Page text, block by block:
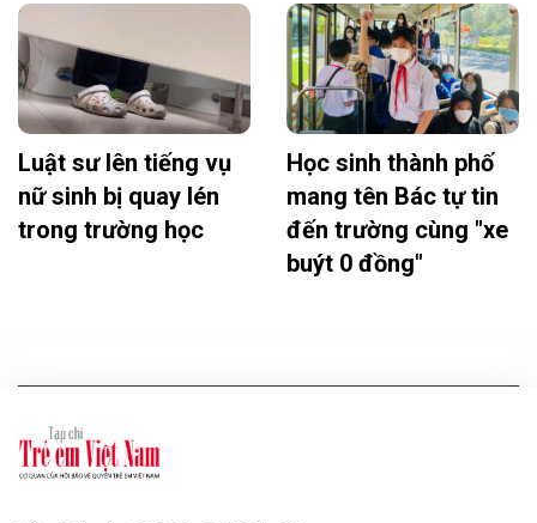
Luật sư lên tiếng vụ
nữ sinh bị quay lén
trong trường học
Học sinh thành phố
mang tên Bác tự tin
đến trường cùng "xe
buýt 0 đồng"